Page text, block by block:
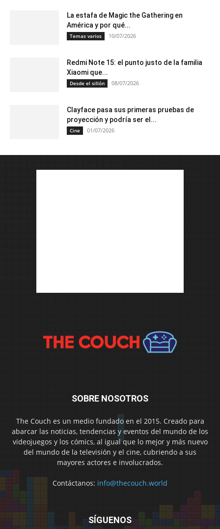
La estafa de Magic the Gathering en
América y por qué...
Temas varios 10/07/2026
Redmi Note 15: el punto justo de la familia
Xiaomi que...
Desde el sillón 08/07/2026
Clayface pasa sus primeras pruebas de
proyección y podría ser el...
Cine 01/07/2026
SOBRE NOSOTROS
The Couch es un medio fundado en el 2015. Creado para
abarcar las noticias, tendencias y eventos del mundo de los
videojuegos y los cómics, al igual que lo mejor y más nuevo
del mundo de la televisión y el cine, cubriendo a sus
mayores actores e involucrados.
Contáctanos: info@thecouch.world
SÍGUENOS